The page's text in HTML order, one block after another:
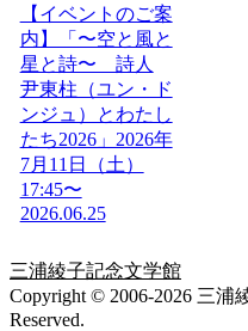
【イベントのご案
内】「〜空と風と
星と詩〜 詩人
尹東柱（ユン・ド
ンジュ）とわたし
たち2026」2026年
7月11日（土）
17:45〜
2026.06.25
三浦綾子記念文学館
Copyright © 2006-2026 三浦
Reserved.